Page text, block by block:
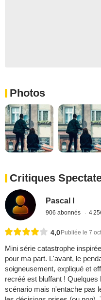
Photos
Critiques
Pascal I
906 abonnés 4
4,0 Publiée le 7
Mini série catastrophe
pour ma part. L'avant, le
soigneusement, expliqué et
recréé est bluffant !
scénario mais n'entache pas